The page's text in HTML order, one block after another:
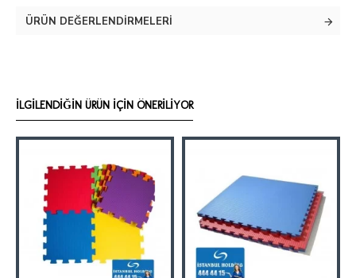
ÜRÜN DEĞERLENDIRMELERI
İLGILENDIĞIN ÜRÜN İÇIN ÖNERILIYOR